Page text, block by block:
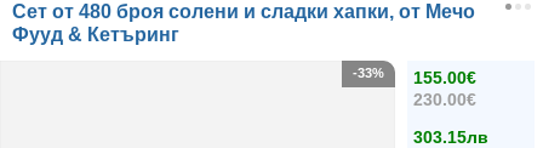
Сет от 480 броя солени и сладки хапки, от Мечо
Фууд & Кетъринг
155.00€
230.00€
303.15лв
-33%